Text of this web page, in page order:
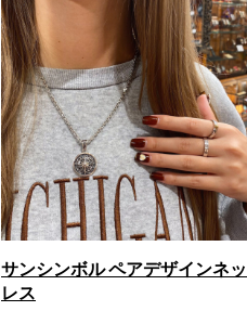
サンシンボル ペアデザインネ
レス